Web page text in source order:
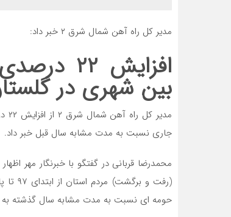
مدیر کل راه آهن شمال شرق ۲ خبر داد:
افزایش
بین شهری در
جاری نسبت به مدت مشابه سال قبل خبر داد.
محمدرضا قربانی در گفتگو با خبرنگار مهر
(رفت
حومه ای نسبت به مدت مشابه سال گذشته به ترتیب بالغ بر ۲۲ و ۱۸